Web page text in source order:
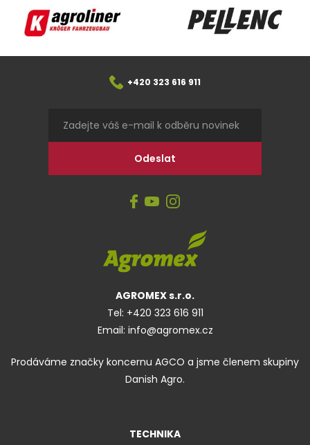
Agroliner Pellenc
+420 323 616 911
AGROMEX s.r.o.
Tel: +420 323 616 911
Email: info@agromex.cz
Prodáváme značky koncernu AGCO a jsme členem skupiny
Danish Agro.
TECHNIKA